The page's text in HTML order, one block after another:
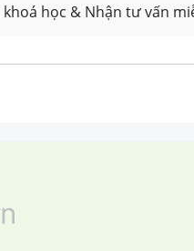
học & Nhận tư vấn